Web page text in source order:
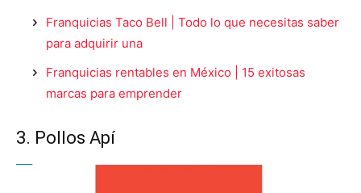
Franquicias Taco Bell | Todo lo que necesitas saber
para adquirir una
Franquicias rentables en México | 15 exitosas
marcas para emprender
3. Pollos Apí